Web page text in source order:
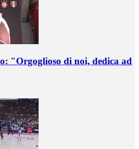
"Orgoglioso di noi, dedica ad